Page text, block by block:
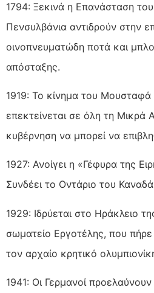
1794: Ξεκινά η Επανάσταση
Πενσυλβάνια αντιδρούν στην
οινοπνευματώδη ποτά και
απόσταξης.
1919: Το κίνημα του
επεκτείνεται σε όλη τη Μικρά
κυβέρνηση να μπορεί να
1927: Ανοίγει η «Γέφυρα της
Συνδέει το Οντάριο του
1929: Ιδρύεται στο Ηράκλειο
σωματείο Εργοτέλης, που
τον αρχαίο κρητικό
1941: Οι Γερμανοί